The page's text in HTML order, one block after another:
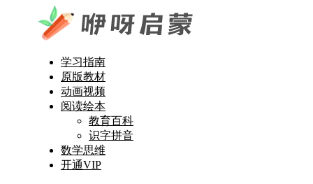
学习指南
原版教材
动画视频
阅读绘本
教育百科
识字拼音
数学思维
开通VIP